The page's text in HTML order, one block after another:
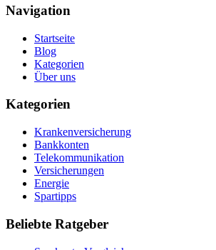
Navigation
Startseite
Blog
Kategorien
Über uns
Kategorien
Krankenversicherung
Bankkonten
Telekommunikation
Versicherungen
Energie
Spartipps
Beliebte Ratgeber